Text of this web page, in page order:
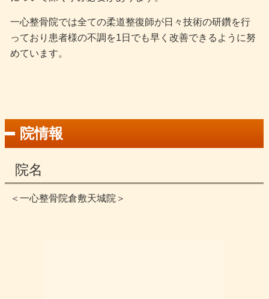
一心整骨院では全ての柔道整復師が日々技術の研鑽を行
っており患者様の不調を1日でも早く改善できるように努
めています。
院情報
院名
＜一心整骨院倉敷天城院＞